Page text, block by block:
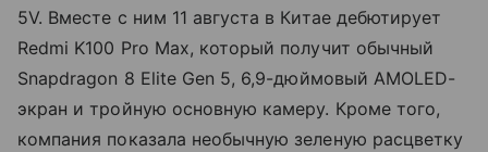
5V. Вместе с ним 11 августа в Китае дебютирует
Redmi K100 Pro Max, который получит обычный
Snapdragon 8 Elite Gen 5, 6,9-дюймовый AMOLED-
экран и тройную основную камеру. Кроме того,
компания показала необычную зеленую расцветку